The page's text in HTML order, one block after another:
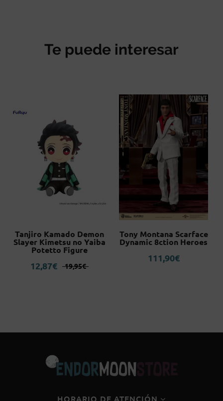
Te puede interesar
Tanjiro Kamado Demon
Slayer Kimetsu no Yaiba
Potetto Figure
19,95€
El
12,87€ El
Tony Montana Scarface
Dynamic 8ction Heroes
111,90€
HORARIO DE ATENCIÓN